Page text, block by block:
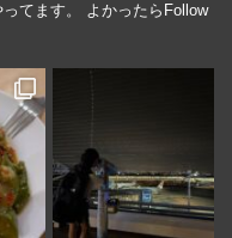
てます。 よかったらFollow